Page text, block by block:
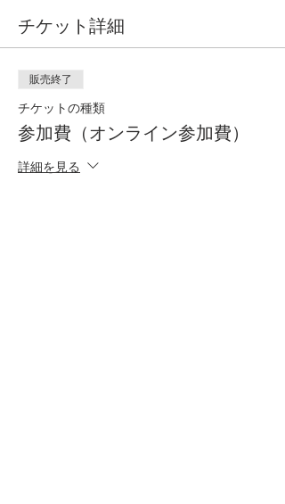
チケット詳細
販売終了
チケットの種類
参加費（オンライン参加費）
詳細を見る